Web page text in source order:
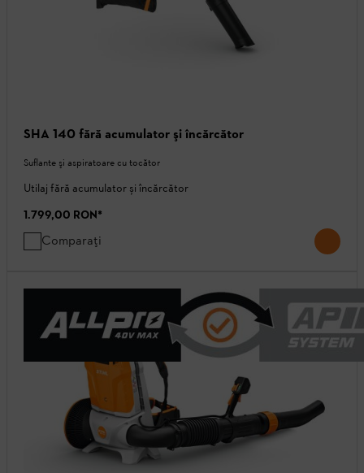
SHA 140 fără acumulator şi încărcător
Suflante şi aspiratoare cu tocător
Utilaj fără acumulator și încărcător
1.799,00 RON*
Comparați